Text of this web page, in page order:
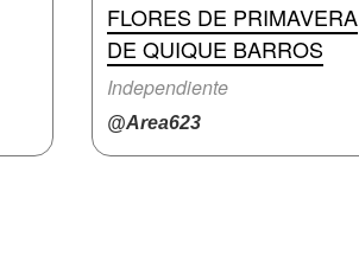
FLORES DE PRIMAVERA
DE QUIQUE BARROS
Independiente
@Area623